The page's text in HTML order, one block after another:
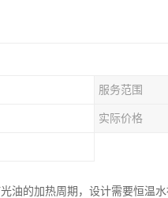
服务范围
实际价格
油的加热周期，设计需要恒温